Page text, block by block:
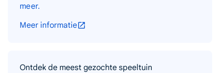
meer.
Meer informatie
Ontdek de meest gezochte speeltuin